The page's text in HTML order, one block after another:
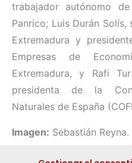
trabajador autónomo
Panrico; Luis Durán
Extremadura y
Empresas de
Extremadura, y Rafi
presidenta de la
Naturales de España
Imagen: Sebastián Reyna.